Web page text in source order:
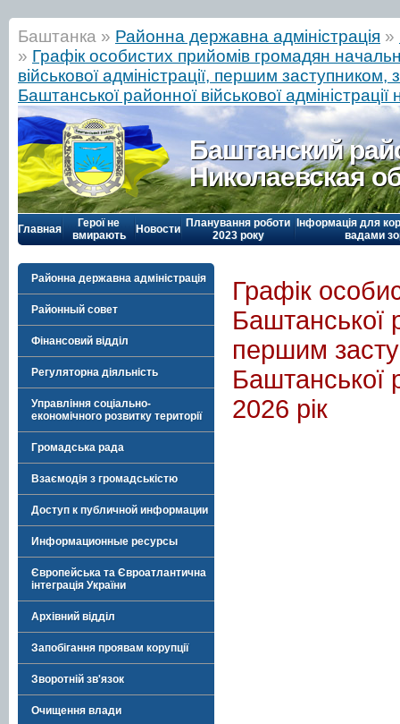
Баштанка » Районна державна адміністрація »
» Графік особистих прийомів громадян
військової адміністрації, першим
Баштанської районної військової адміністрації
Баштанский
Николаевская
Главная
Герої не
вмирають
Новости Планування роботи
2023 року
Інформація для
вадами
Районна державна адміністрація
Районный совет
Фінансовий відділ
Регуляторна діяльність
Управління соціально-
економічного розвитку території
Громадська рада
Взаємодія з громадськістю
Доступ к публичной информации
Информационные ресурсы
Європейська та Євроатлантична
інтеграція України
Архівний відділ
Запобігання проявам корупції
Зворотній зв'язок
Очищення влади
Графік
Баштанської
першим
Баштанської
2026 рік